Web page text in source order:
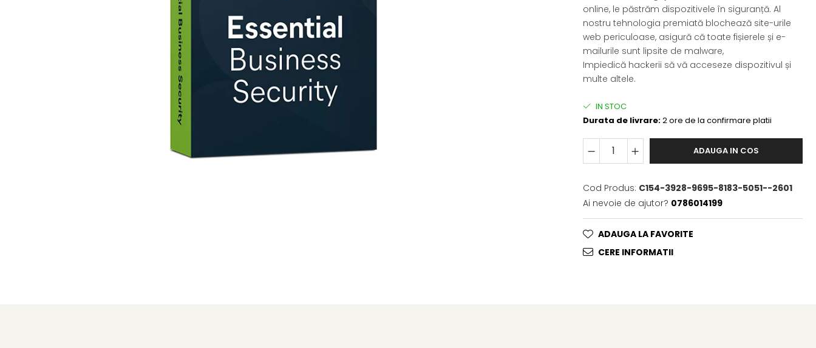
online, le păstrăm dispozitivele în siguranță. Al
nostru tehnologia premiată blochează site-urile
web periculoase, asigură că toate fișierele și e-
mailurile sunt lipsite de malware,
Impiedică hackerii să vă acceseze dispozitivul și
multe altele.
IN STOC
Durata de livrare:2 ore de la confirmare platii
ADAUGA IN COS
Cod Produs: C154-3928-9695-8183-5051--2601
Ai nevoie de ajutor? 0786014199
ADAUGA LA FAVORITE
CERE INFORMATII